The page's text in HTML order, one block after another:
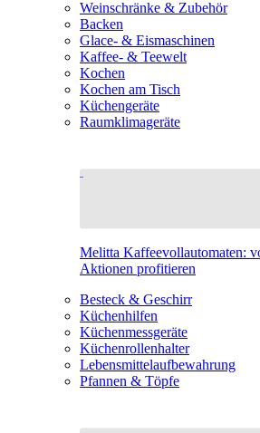
Weinschränke & Zubehör
Backen
Glace- & Eismaschinen
Kaffee- & Teewelt
Kochen
Kochen am Tisch
Küchengeräte
Raumklimageräte
Melitta Kaffeevollautomaten:
Aktionen profitieren
Besteck & Geschirr
Küchenhilfen
Küchenmessgeräte
Küchenrollenhalter
Lebensmittelaufbewahrung
Pfannen & Töpfe